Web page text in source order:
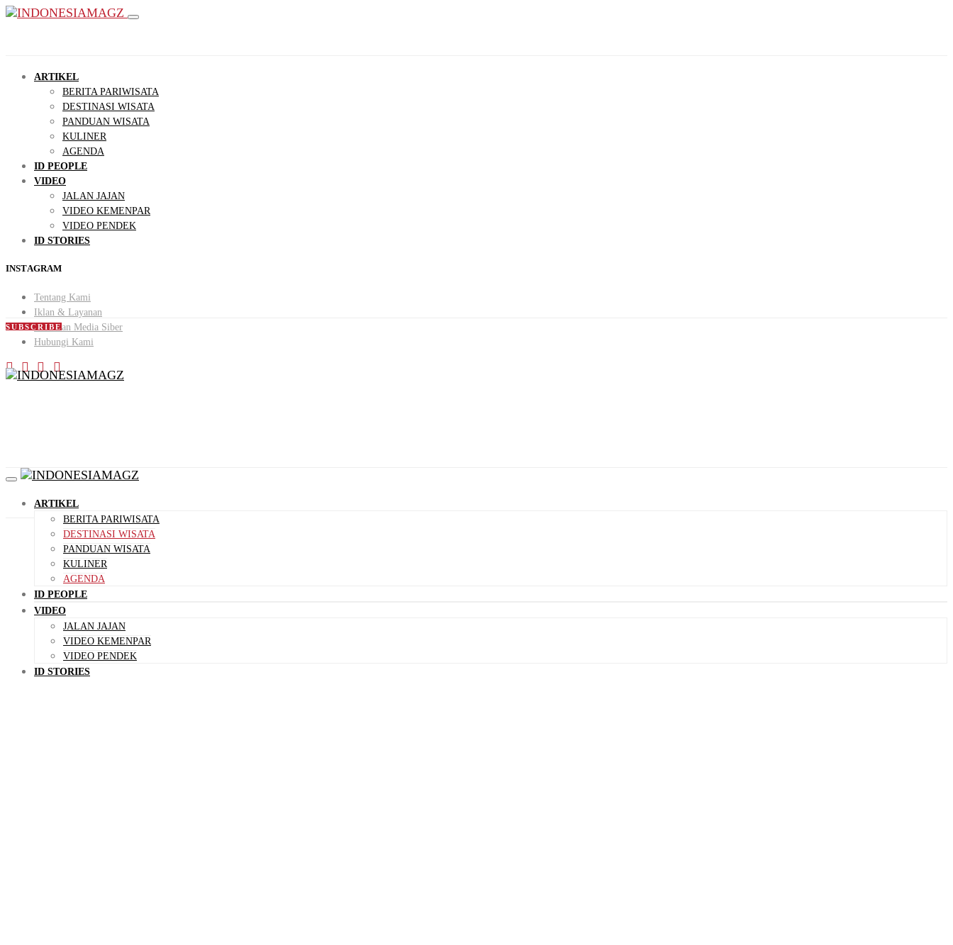
ARTIKEL
BERITA PARIWISATA
DESTINASI WISATA
PANDUAN WISATA
KULINER
AGENDA
ID PEOPLE
VIDEO
JALAN JAJAN
VIDEO KEMENPAR
VIDEO PENDEK
ID STORIES
INSTAGRAM
Tentang Kami
Iklan & Layanan
Pedoman Media Siber
Hubungi Kami
SUBSCRIBE
ARTIKEL
BERITA PARIWISATA
DESTINASI WISATA
PANDUAN WISATA
KULINER
AGENDA
ID PEOPLE
VIDEO
JALAN JAJAN
VIDEO KEMENPAR
VIDEO PENDEK
ID STORIES